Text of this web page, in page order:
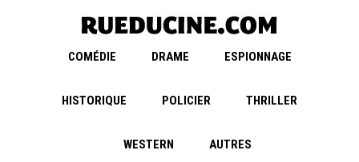
COMÉDIE DRAME ESPIONNAGE
HISTORIQUE POLICIER THRILLER
WESTERN AUTRES